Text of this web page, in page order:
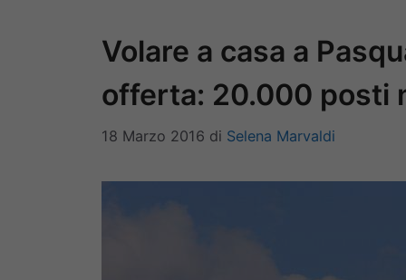
Volare a casa a
offerta: 20.000 posti
18 Marzo 2016 di Selena Marvaldi